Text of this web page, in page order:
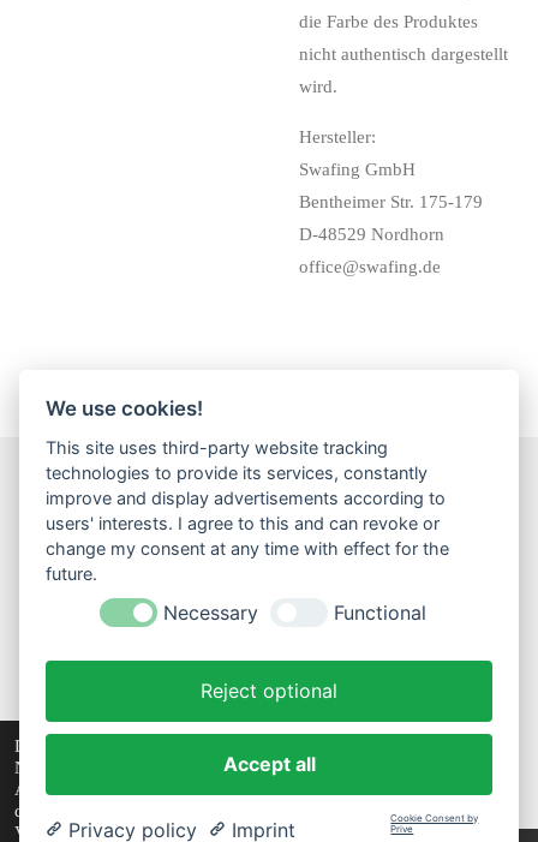
Diese Website verwendet Cookies, um Ihr
Nutzererlebnis zu verbessern und maßgeschneiderte
Anzeigen anzuzeigen. Die fortgesetzte Nutzung
dieser Website bestätigt Ihre Zustimmung zur
Verwendung von Cookies.
die Farbe des Produktes
nicht authentisch dargestellt
wird.
Hersteller:
Swafing GmbH
Bentheimer Str. 175-179
D-48529 Nordhorn
office@swafing.de
F
a
c
b
o
I
n
s
m
W
h
a
Impressum Datenschutz
Widerruf einreichen!
© 2023 - 2026 Creativtraeume
We use cookies!
This site uses third-party website tracking
technologies to provide its services, constantly
improve and display advertisements according to
users' interests. I agree to this and can revoke or
change my consent at any time with effect for the
future.
Necessary Functional
Reject optional
Accept all
Privacy policy Imprint
Cookie Consent by
Prive